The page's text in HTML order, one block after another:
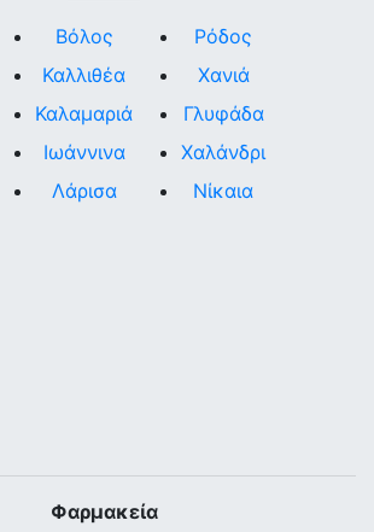
Βόλος
Καλλιθέα
Καλαμαριά
Ιωάννινα
Λάρισα
Ρόδος
Χανιά
Γλυφάδα
Χαλάνδρι
Νίκαια
Φαρμακεία